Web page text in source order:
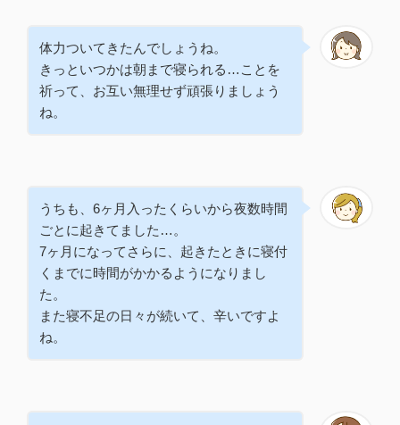
体力ついてきたんでしょうね。
きっといつかは朝まで寝られる…ことを
祈って、お互い無理せず頑張りましょう
ね。
うちも、6ヶ月入ったくらいから夜数時間
ごとに起きてました…。
7ヶ月になってさらに、起きたときに寝付
くまでに時間がかかるようになりまし
た。
また寝不足の日々が続いて、辛いですよ
ね。